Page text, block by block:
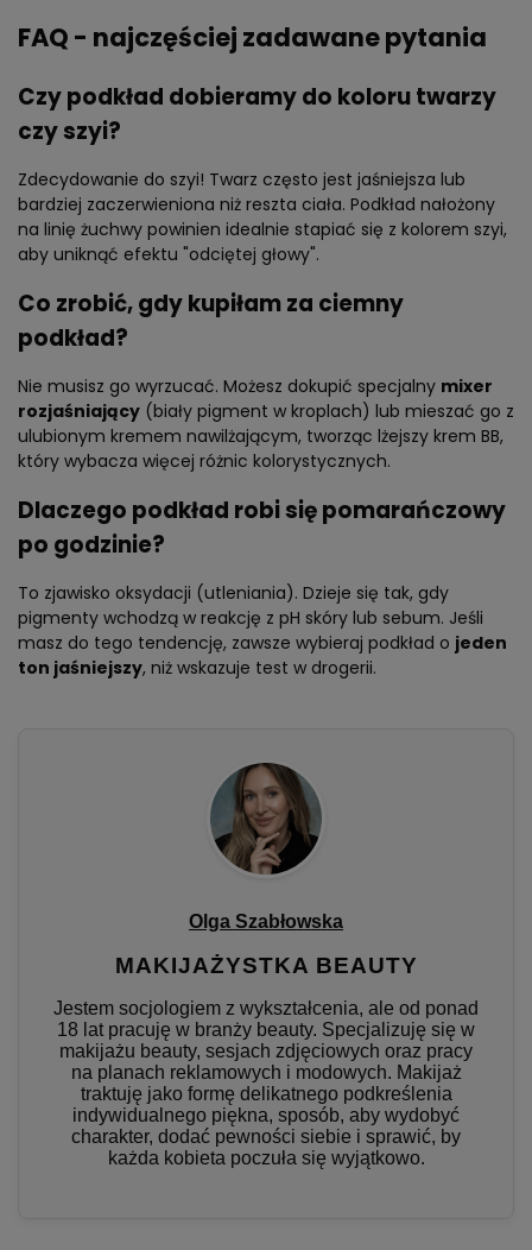
FAQ - najczęściej zadawane pytania
Czy podkład dobieramy do koloru twarzy
czy szyi?
Zdecydowanie do szyi! Twarz często jest jaśniejsza lub
bardziej zaczerwieniona niż reszta ciała. Podkład nałożony
na linię żuchwy powinien idealnie stapiać się z kolorem szyi,
aby uniknąć efektu "odciętej głowy".
Co zrobić, gdy kupiłam za ciemny
podkład?
Nie musisz go wyrzucać. Możesz dokupić specjalny mixer
rozjaśniający (biały pigment w kroplach) lub mieszać go z
ulubionym kremem nawilżającym, tworząc lżejszy krem BB,
który wybacza więcej różnic kolorystycznych.
Dlaczego podkład robi się pomarańczowy
po godzinie?
To zjawisko oksydacji (utleniania). Dzieje się tak, gdy
pigmenty wchodzą w reakcję z pH skóry lub sebum. Jeśli
masz do tego tendencję, zawsze wybieraj podkład o jeden
ton jaśniejszy, niż wskazuje test w drogerii.
Olga Szabłowska
MAKIJAŻYSTKA BEAUTY
Jestem socjologiem z wykształcenia, ale od ponad
18 lat pracuję w branży beauty. Specjalizuję się w
makijażu beauty, sesjach zdjęciowych oraz pracy
na planach reklamowych i modowych. Makijaż
traktuję jako formę delikatnego podkreślenia
indywidualnego piękna, sposób, aby wydobyć
charakter, dodać pewności siebie i sprawić, by
każda kobieta poczuła się wyjątkowo.